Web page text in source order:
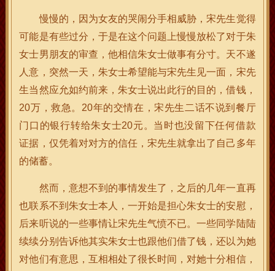
慢慢的，因为女友的哭闹分手相威胁，宋先生觉得
可能是有些过分，于是在这个问题上慢慢放松了对于朱
女士男朋友的审查，他相信朱女士做事有分寸。天不遂
人意，突然一天，朱女士希望能与宋先生见一面，宋先
生当然应允如约前来，朱女士说出此行的目的，借钱，
20万，救急。20年的交情在，宋先生二话不说到餐厅
门口的银行转给朱女士20元。当时也没留下任何借款
证据，仅凭着对对方的信任，宋先生就拿出了自己多年
的储蓄。
然而，意想不到的事情发生了，之后的几年一直再
也联系不到朱女士本人，一开始是担心朱女士的安慰，
后来听说的一些事情让宋先生气愤不已。一些同学陆陆
续续分别告诉他其实朱女士也跟他们借了钱，还以为她
对他们有意思，互相相处了很长时间，对她十分相信，